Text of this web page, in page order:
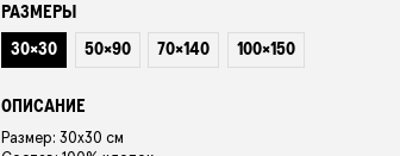
РАЗМЕРЫ
30×30
50×90 70×140 100×150
ОПИСАНИЕ
Размер: 30х30 см